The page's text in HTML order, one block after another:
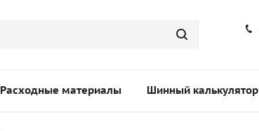
Расходные материалы Шинный калькулятор